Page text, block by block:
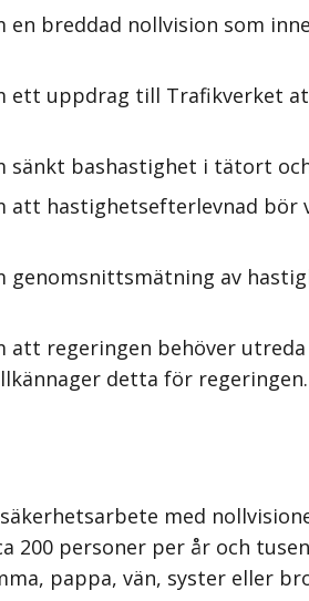
breddad nollvision som
ett uppdrag till Trafikverket
sänkt bashastighet i tätort
att hastighetsefterlevnad
genomsnittsmätning av
regeringen behöver
detta för regeringen.
med
200 personer per år och
pappa, vän, syster eller